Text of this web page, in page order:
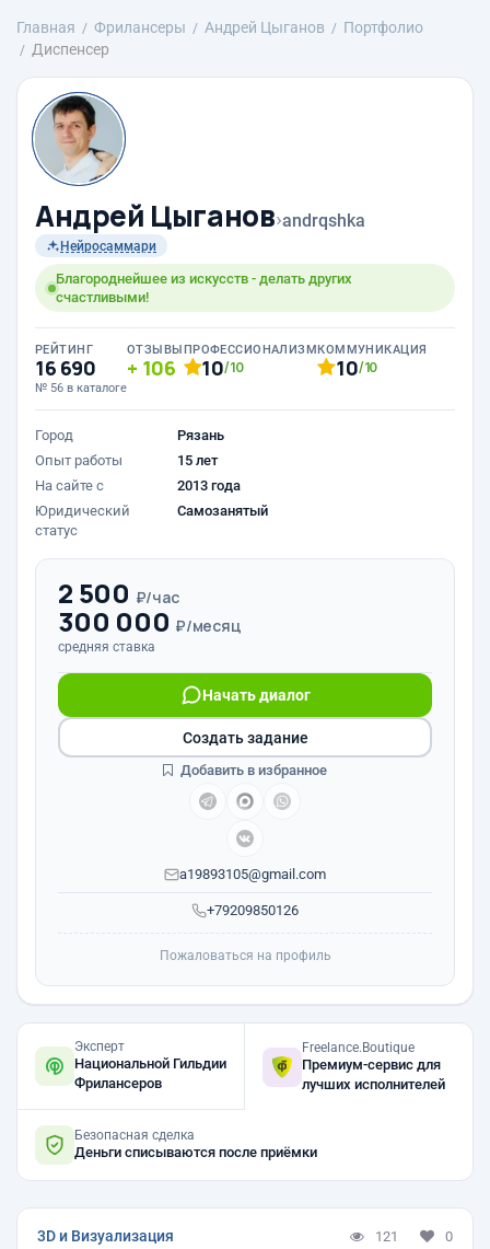
Главная Фрилансеры Андрей Цыганов
Портфолио
Диспенсер
Андрей Цыганов›andrqshka
Нейросаммари
Благороднейшее из искусств - делать других
счастливыми!
РЕЙТИНГ
16 690
№ 56 в каталоге
ОТЗЫВЫ
106
ПРОФЕССИОНАЛИЗМ
10/10
КОММУНИКАЦИЯ
10/10
Город
Рязань
Опыт работы
15 лет
На сайте с
2013 года
Юридический
статус
Самозанятый
2 500 ₽/час
300 000 ₽/месяц
средняя ставка
+79209850126
Начать диалог
a19893105@gmail.com
Создать задание
Добавить в избранное
Пожаловаться на профиль
Эксперт
Национальной Гильдии
Фрилансеров
Freelance.Boutique
Премиум-сервис для
лучших исполнителей
Безопасная сделка
Деньги списываются после приёмки
3D и Визуализация 121 0